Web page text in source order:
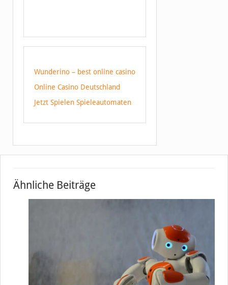
Wunderino – best online casino
Online Casino Deutschland
Jetzt Spielen Spieleautomaten
Ähnliche Beiträge